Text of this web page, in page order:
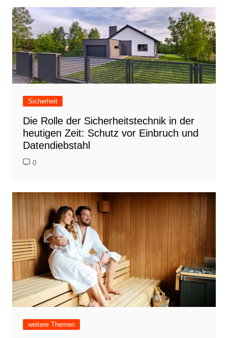
Sicherheit
Die Rolle der Sicherheitstechnik in der
heutigen Zeit: Schutz vor Einbruch und
Datendiebstahl
0
weitere Themen